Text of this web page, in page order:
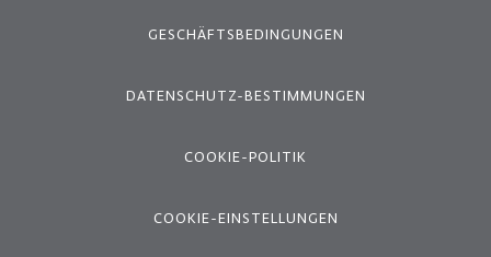
GESCHÄFTSBEDINGUNGEN
DATENSCHUTZ-BESTIMMUNGEN
COOKIE-POLITIK
COOKIE-EINSTELLUNGEN